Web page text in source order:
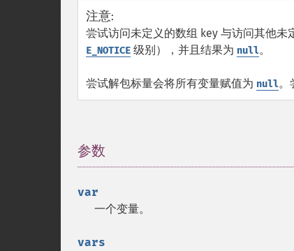
注意:
尝试访问未定义的数组 key 与访问其他未
E_NOTICE 级别），并且结果为 null。
尝试解包标量会将所有变量赋值为 null。
参数
var
一个变量。
vars